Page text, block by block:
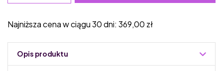
Najniższa cena w ciągu 30 dni: 369,00 zł
Opis produktu